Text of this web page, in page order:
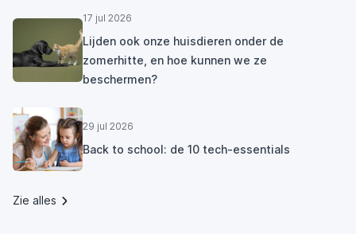
17 jul 2026
Lijden ook onze huisdieren onder de
zomerhitte, en hoe kunnen we ze
beschermen?
29 jul 2026
Back to school: de 10 tech-essentials
Zie alles